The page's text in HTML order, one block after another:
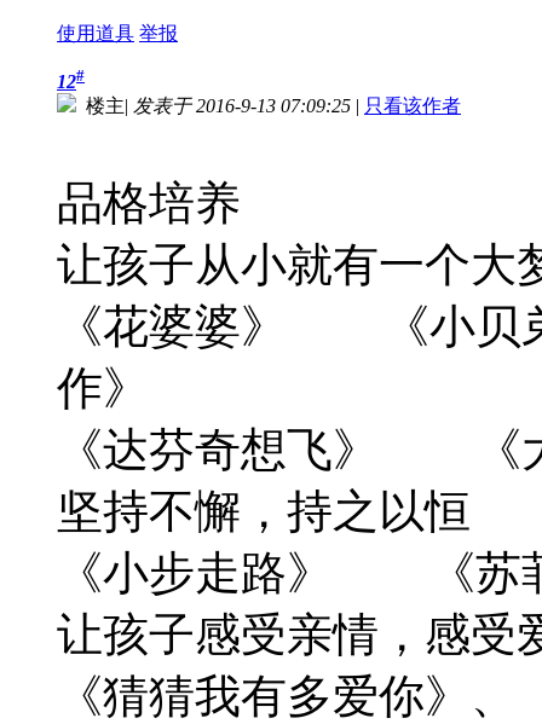
使用道具 举报
12#
楼主| 发表于 2016-9-13 07:09:25 | 只看该作者
品格培养
让孩子从小就有一个大
《花婆婆》 《小
作》
《达芬奇想飞》
坚持不懈，持之以恒
《小步走路》 《
让孩子感受亲情，感受
《猜猜我有多爱你